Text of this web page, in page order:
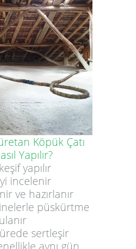
Köpük Çatı
Yapılır?
yapılır
incelenir
ve hazırlanır
püskürtme
sertleşir